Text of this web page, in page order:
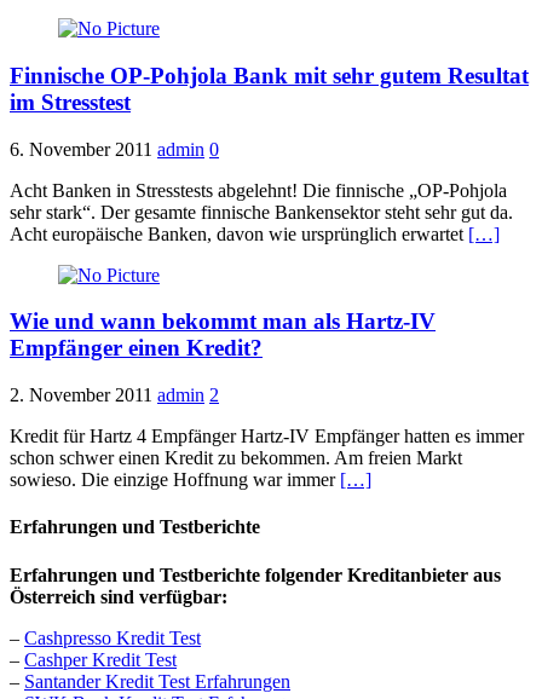
Finnische OP-Pohjola Bank mit sehr gutem Resultat
im Stresstest
6. November 2011 admin 0
Acht Banken in Stresstests abgelehnt! Die finnische „OP-Pohjola
sehr stark“. Der gesamte finnische Bankensektor steht sehr gut da.
Acht europäische Banken, davon wie ursprünglich erwartet […]
Wie und wann bekommt man als Hartz-IV
Empfänger einen Kredit?
2. November 2011 admin 2
Kredit für Hartz 4 Empfänger Hartz-IV Empfänger hatten es immer
schon schwer einen Kredit zu bekommen. Am freien Markt
sowieso. Die einzige Hoffnung war immer […]
Erfahrungen und Testberichte
Erfahrungen und Testberichte folgender Kreditanbieter aus
Österreich sind verfügbar:
– Cashpresso Kredit Test
– Cashper Kredit Test
– Santander Kredit Test Erfahrungen